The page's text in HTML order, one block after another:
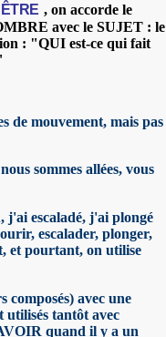
ÊTRE , on accorde le
avec le SUJET : le
: "QUI est-ce qui fait
de mouvement, mais pas
sommes allées, vous
j'ai escaladé, j'ai plongé
escalader, plonger,
et pourtant, on utilise
composés) avec une
utilisés tantôt avec
quand il y a un